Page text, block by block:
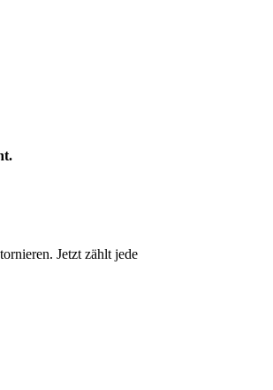
Jetzt zählt jede